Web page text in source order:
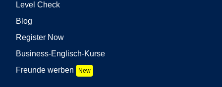
Level Check
Blog
Register Now
Business-Englisch-Kurse
Freunde werben
New